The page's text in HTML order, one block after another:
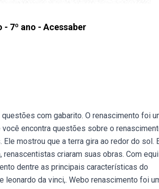
7º ano - Acessaber
com gabarito. O renascimento foi
encontra questões sobre o
mostrou que a terra gira ao redor do sol.
criaram suas obras. Com
dentre as principais características do
leonardo da vinci,. Webo renascimento foi